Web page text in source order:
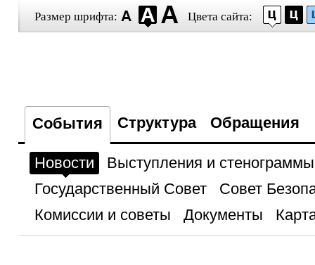
Размер шрифта: Цвета сайта:
События Структура Обращения
Новости
Выступления и стенограммы
Государственный Совет
Совет
Комиссии и советы
Документы